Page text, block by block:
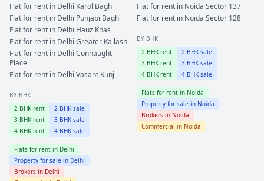
Flat for rent in Delhi Karol Bagh
Flat for rent in Delhi Punjabi Bagh
Flat for rent in Delhi Hauz Khas
Flat for rent in Delhi Greater Kailash
Flat for rent in Delhi Connaught
Place
Flat for rent in Delhi Vasant Kunj
BY BHK
2 BHK rent 2 BHK sale
3 BHK rent 3 BHK sale
4 BHK rent 4 BHK sale
Flats for rent in Delhi
Property for sale in Delhi
Brokers in Delhi
Flat for rent in Noida Sector 137
Flat for rent in Noida Sector 128
BY BHK
2 BHK rent 2 BHK sale
3 BHK rent 3 BHK sale
4 BHK rent 4 BHK sale
Flats for rent in Noida
Property for sale in Noida
Brokers in Noida
Commercial in Noida